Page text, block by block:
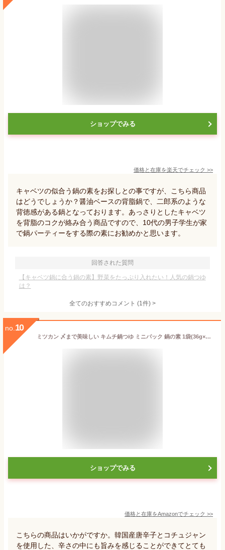
ショップでみる
価格と在庫を楽天でチェック >>
キャベツの似合う鍋の素をお探しとの事ですが、こちら商品
はどうでしょうか？醤油ベースの背脂鍋で、二郎系のような
背徳感がある鍋となっております。あっさりとしたキャベツ
を背脂のコクが絡み合う商品ですので、10代の男子学生が家
で鍋パーティーをする際の素にお勧めかと思います。
回答された質問
【キャベツ鍋に合う鍋の素】野菜をたっぷり入れたい！人気の鍋つゆ
は？
全てのおすすめコメント (1件) >
no. 10
ミツカン 〆まで美味しい キムチ鍋つゆ ミニパック 鍋の素 1袋(36g×4袋)
ショップでみる
価格と在庫をAmazonでチェック >>
こちらの商品はいかがですか。韓国産唐辛子とコチュジャン
を使用した、辛さの中にも旨みを感じることができてとても